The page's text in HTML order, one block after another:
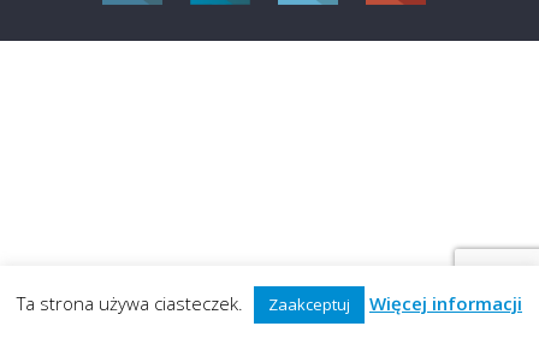
Ta strona używa ciasteczek. Zaakceptuj Więcej informacji